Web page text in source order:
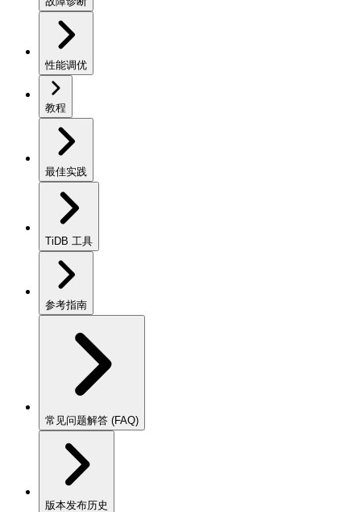
性能调优
教程
最佳实践
TiDB 工具
参考指南
常见问题解答 (FAQ)
版本发布历史